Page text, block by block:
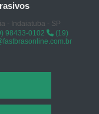
- Indaiatuba - SP
98433-0102
(19)